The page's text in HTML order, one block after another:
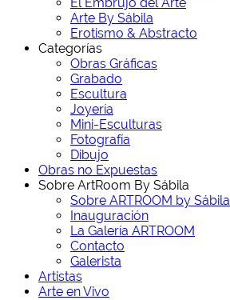
Arte By Sábila
Erotismo & Abstracto
Categorías
Obras Gráficas
Grabado
Escultura
Joyería
Mini-Esculturas
Fotografía
Dibujo
Obras no Expuestas
Sobre ArtRoom By Sábila
Sobre ARTROOM by Sábila
Inauguración
La Galería ARTROOM
Contacto
Galerista
Artistas
Arte en Vivo